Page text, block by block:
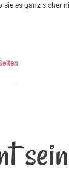
es ganz sicher